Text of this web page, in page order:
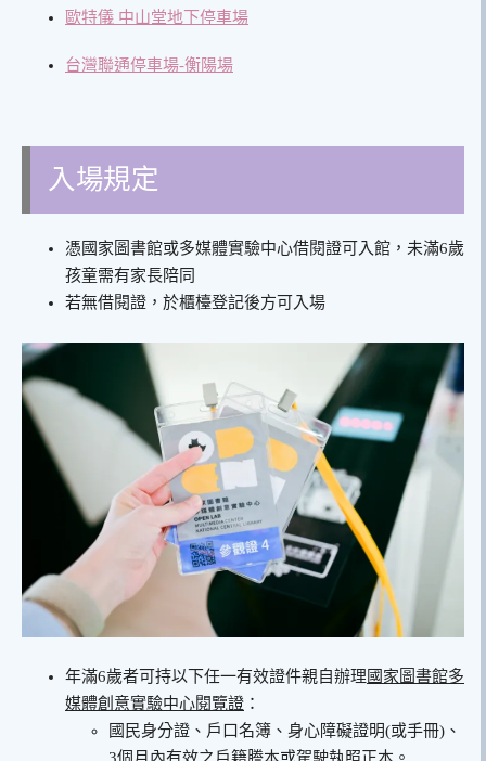
歐特儀 中山堂地下停車場
台灣聯通停車場-衡陽場
入場規定
憑國家圖書館或多媒體實驗中心借閱證可入館，未滿6歲
孩童需有家長陪同
若無借閱證，於櫃檯登記後方可入場
年滿6歲者可持以下任一有效證件親自辦理 國家圖書館多
媒體創意實驗中心閱覽證 ：
國民身分證、戶口名簿、身心障礙證明(或手冊)、